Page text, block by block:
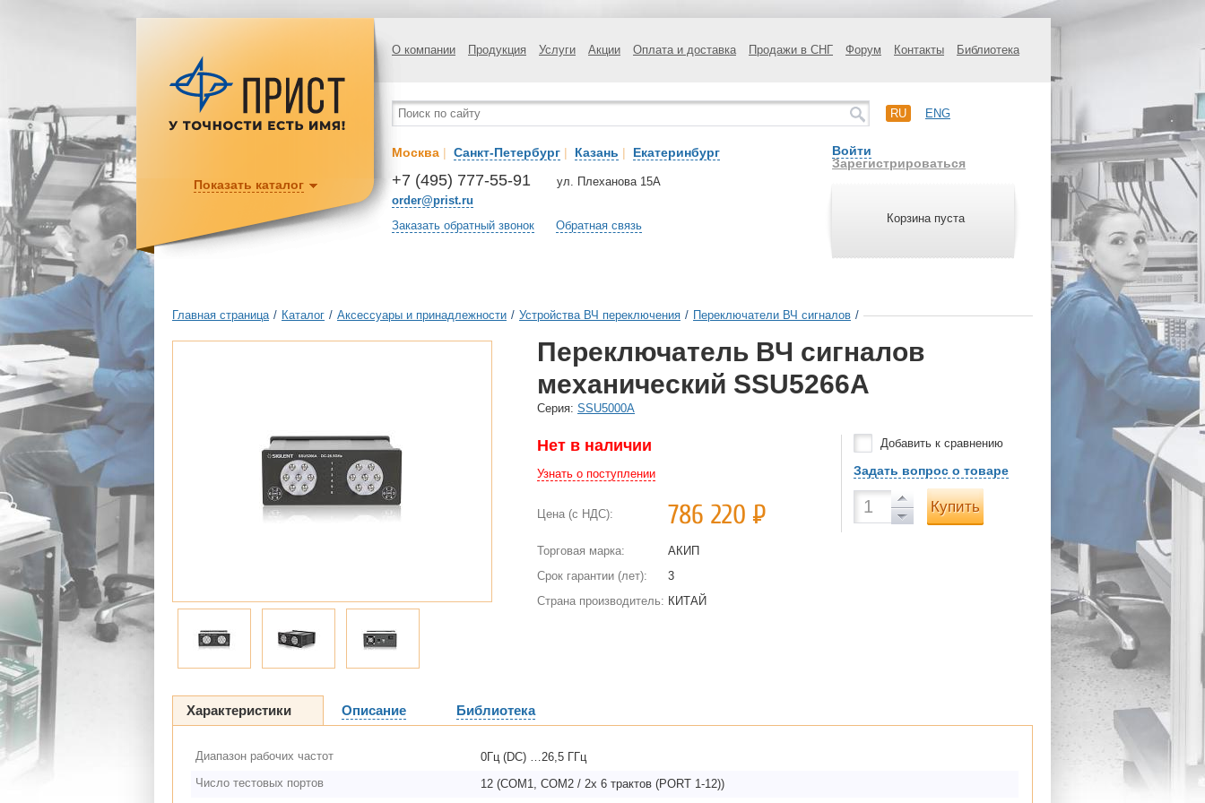
О компании Продукция Услуги Акции Оплата и доставка Продажи в СНГ Форум Контакты Библиотека
RU ENG
Москва | Санкт-Петербург | Казань | Екатеринбург
+7 (495) 777-55-91
order@prist.ru
ул. Плеханова 15А
Заказать обратный звонок Обратная связь
Войти
Зарегистрироваться
Корзина пуста
Показать каталог
Главная страница / Каталог / Аксессуары и принадлежности / Устройства ВЧ переключения / Переключатели ВЧ сигналов /
Переключатель ВЧ сигналов
механический SSU5266A
Cерия: SSU5000A
Нет в наличии
Узнать о поступлении
Цена (с НДС): 786 220 Р
Торговая марка:
АКИП
Срок гарантии (лет):
3
Страна производитель: КИТАЙ
Добавить к сравнению
Задать вопрос о товаре
Купить
Характеристики Описание Библиотека
Диапазон рабочих частот
0Гц (DC) …26,5 ГГц
Число тестовых портов
12 (COM1, COM2 / 2х 6 трактов (PORT 1-12))